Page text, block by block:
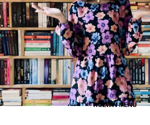
≡ ROZWIŃ MENU